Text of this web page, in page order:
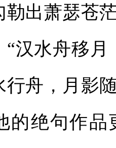
勒出萧瑟苍
“汉水舟移
行舟，月影
的绝句作